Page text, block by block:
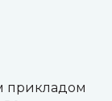
прикладом